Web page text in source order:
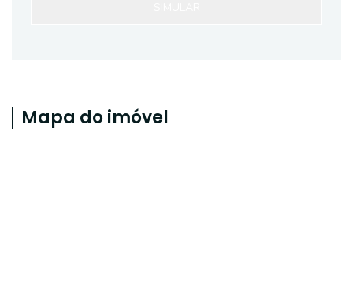
Mapa do imóvel